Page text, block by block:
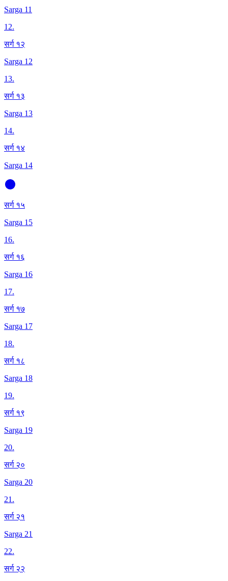
Sarga 11
12.
सर्ग १२
Sarga 12
13.
सर्ग १३
Sarga 13
14.
सर्ग १४
Sarga 14
सर्ग १५
Sarga 15
16.
सर्ग १६
Sarga 16
17.
सर्ग १७
Sarga 17
18.
सर्ग १८
Sarga 18
19.
सर्ग १९
Sarga 19
20.
सर्ग २०
Sarga 20
21.
सर्ग २१
Sarga 21
22.
सर्ग २२